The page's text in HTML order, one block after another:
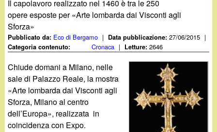
a
n
d
i
n
i
e
r
c
a
Il capolavoro realizzato nel 1460 è tra le 250
opere esposte per «Arte lombarda dai Visconti agli
Sforza»
Pubblicato da: Eco di Bergamo | Data pubblicazione:27/06/2015 |
Categoria contenuto: Cronaca | Letture:2646
Chiude domani a Milano, nelle
sale di Palazzo Reale, la mostra
«Arte lombarda dai Visconti agli
Sforza, Milano al centro
dell’Europa», realizzata in
coincidenza con Expo.